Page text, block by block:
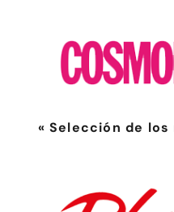
« Selección de